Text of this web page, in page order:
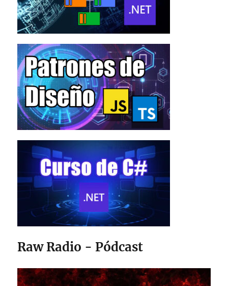
Raw Radio - Pódcast